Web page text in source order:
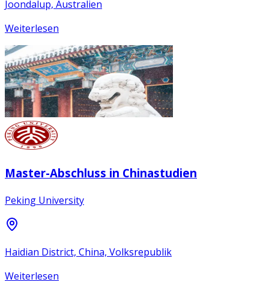
Joondalup, Australien
Weiterlesen
Master-Abschluss in Chinastudien
Peking University
Haidian District, China, Volksrepublik
Weiterlesen